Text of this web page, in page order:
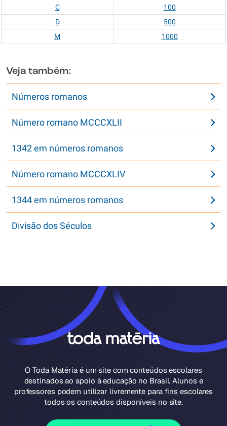
C
100
D
500
M
1000
Veja também:
Números romanos
Número romano MCCCXLII
1342 em números romanos
Número romano MCCCXLIV
1344 em números romanos
Divisão dos Séculos
O Toda Matéria é um site com conteúdos escolares
destinados ao apoio à educação no Brasil. Alunos e
professores podem utilizar livremente para fins escolares
todos os conteúdos disponíveis no site.